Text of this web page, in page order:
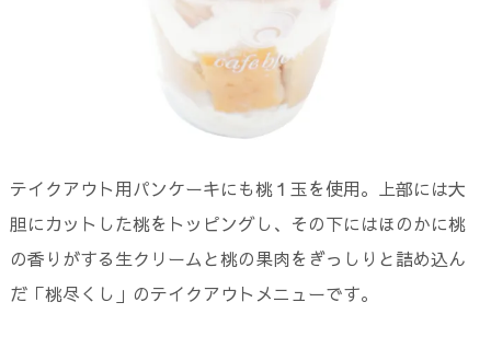
テイクアウト用パンケーキにも桃１玉を使用。上部には大
胆にカットした桃をトッピングし、その下にはほのかに桃
の香りがする生クリームと桃の果肉をぎっしりと詰め込ん
だ「桃尽くし」のテイクアウトメニューです。